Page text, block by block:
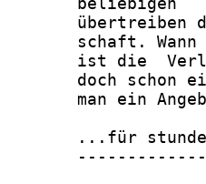
übertreiben
schaft. Wann
ist die
doch schon
man ein
...für